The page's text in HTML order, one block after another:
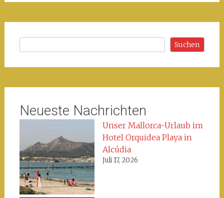
Suchen
Neueste Nachrichten
Unser Mallorca-Urlaub im
Hotel Orquidea Playa in
Alcúdia
Juli 17, 2026